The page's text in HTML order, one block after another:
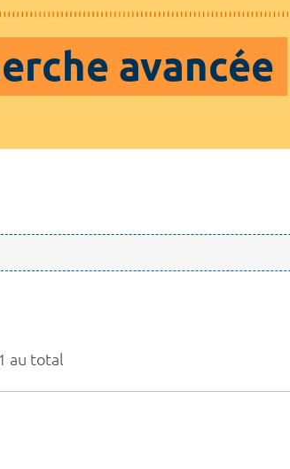
avancée
au total